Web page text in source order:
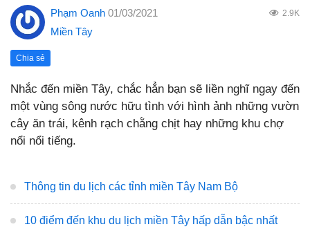
Phạm Oanh 01/03/2021 2.9K
Miền Tây
Chia sẻ
Nhắc đến miền Tây, chắc hẳn bạn sẽ liền nghĩ ngay đến
một vùng sông nước hữu tình với hình ảnh những vườn
cây ăn trái, kênh rạch chằng chịt hay những khu chợ
nổi nổi tiếng.
Thông tin du lịch các tỉnh miền Tây Nam Bộ
10 điểm đến khu du lịch miền Tây hấp dẫn bậc nhất